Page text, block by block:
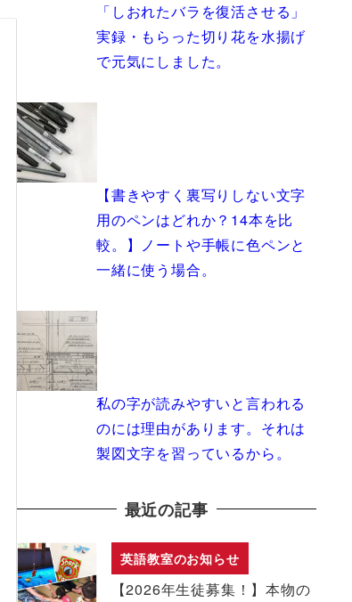
「しおれたバラを復活させる」
実録・もらった切り花を水揚げ
で元気にしました。
【書きやすく裏写りしない文字
用のペンはどれか？14本を比
較。】ノートや手帳に色ペンと
一緒に使う場合。
私の字が読みやすいと言われる
のには理由があります。それは
製図文字を習っているから。
最近の記事
英語教室のお知らせ
【2026年生徒募集！】本物の